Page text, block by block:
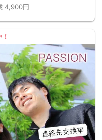
4,900円